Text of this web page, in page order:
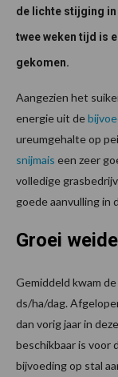
de lichte stijging in
twee weken tijd is
gekomen.
Aangezien het
energie uit de
ureumgehalte op
snijmais een zeer
volledige
goede aanvulling in
Groei
Gemiddeld kwam
ds/ha/dag.
dan vorig jaar in
beschikbaar is voor
bijvoeding op stal